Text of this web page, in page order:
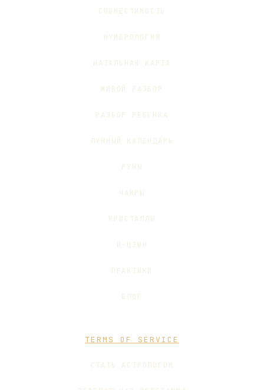
СОВМЕСТИМОСТЬ
НУМЕРОЛОГИЯ
НАТАЛЬНАЯ КАРТА
ЖИВОЙ РАЗБОР
РАЗБОР РЕБЁНКА
ЛУННЫЙ КАЛЕНДАРЬ
РУНЫ
ЧАКРЫ
КРИСТАЛЛЫ
И-ЦЗИН
ПРАКТИКИ
БЛОГ
TERMS OF SERVICE
СТАТЬ АСТРОЛОГОМ